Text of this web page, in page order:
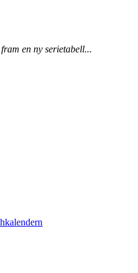
en ny serietabell...